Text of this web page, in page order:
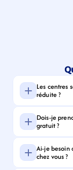
Les centres
réduite ?
Dois-je
gratuit ?
Ai-je besoin
chez vous ?